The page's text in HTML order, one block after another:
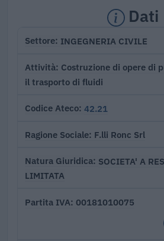
Dati
Settore INGEGNERIA CIVILE
Attività Costruzione di opere di
il trasporto di fluidi
Codice Ateco 42.21
Ragione Sociale F.lli Ronc Srl
Natura Giuridica SOCIETA' A
LIMITATA
Partita IVA 00181010075